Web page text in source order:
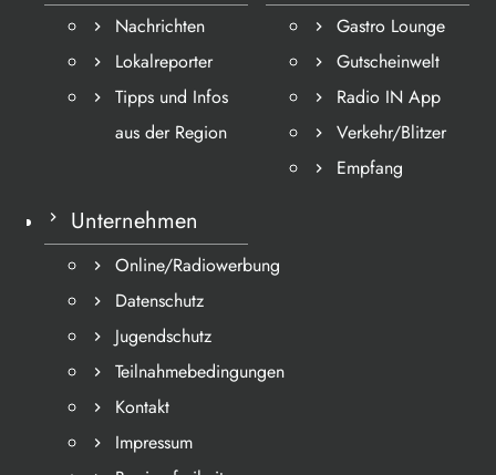
Nachrichten
Lokalreporter
Tipps und Infos
aus der Region
Gastro Lounge
Gutscheinwelt
Radio IN App
Verkehr/Blitzer
Empfang
Unternehmen
Online/Radiowerbung
Datenschutz
Jugendschutz
Teilnahmebedingungen
Kontakt
Impressum